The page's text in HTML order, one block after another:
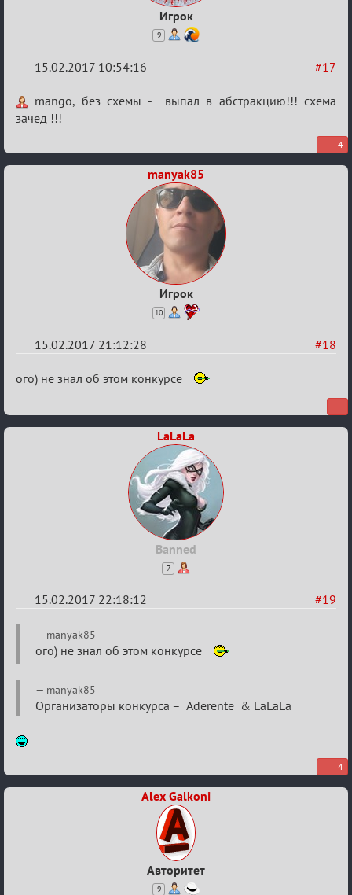
Игрок
9
#17
15.02.2017 10:54:16
Re:
Квадрат
mango, без схемы - выпал в абстракцию!!! схема
зачед !!!
4
manyak85
Игрок
10
#18
15.02.2017 21:12:28
Re:
Любви
ого) не знал об этом конкурсе
LaLaLa
Banned
7
#19
15.02.2017 22:18:12
Re:
Квадрат
Любви
manyak85
ого) не знал об этом конкурсе
manyak85
Организаторы конкурса – Aderente & LaLaLa
4
Alex Galkoni
Авторитет
9